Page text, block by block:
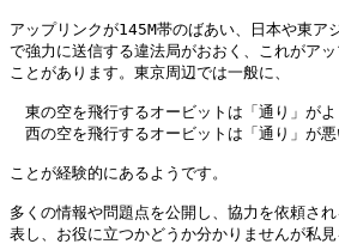
アップリンクが145M帯のばあい、日本や東ア
で強力に送信する違法局がおおく、これがア
ことがあります。東京周辺では一般に、
東の空を飛行するオービットは「通り」がよ
西の空を飛行するオービットは「通り」が悪
ことが経験的にあるようです。
多くの情報や問題点を公開し、協力を依頼さ
表し、お役に立つかどうか分かりませんが私見